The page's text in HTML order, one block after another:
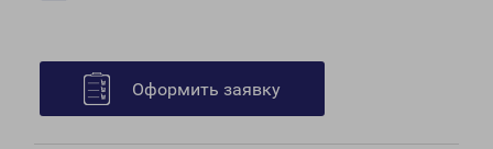
Оформить заявку